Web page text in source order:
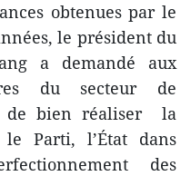
obtenues par le
le président du
a demandé aux
du secteur de
de bien réaliser la
le Parti, l’État dans
des